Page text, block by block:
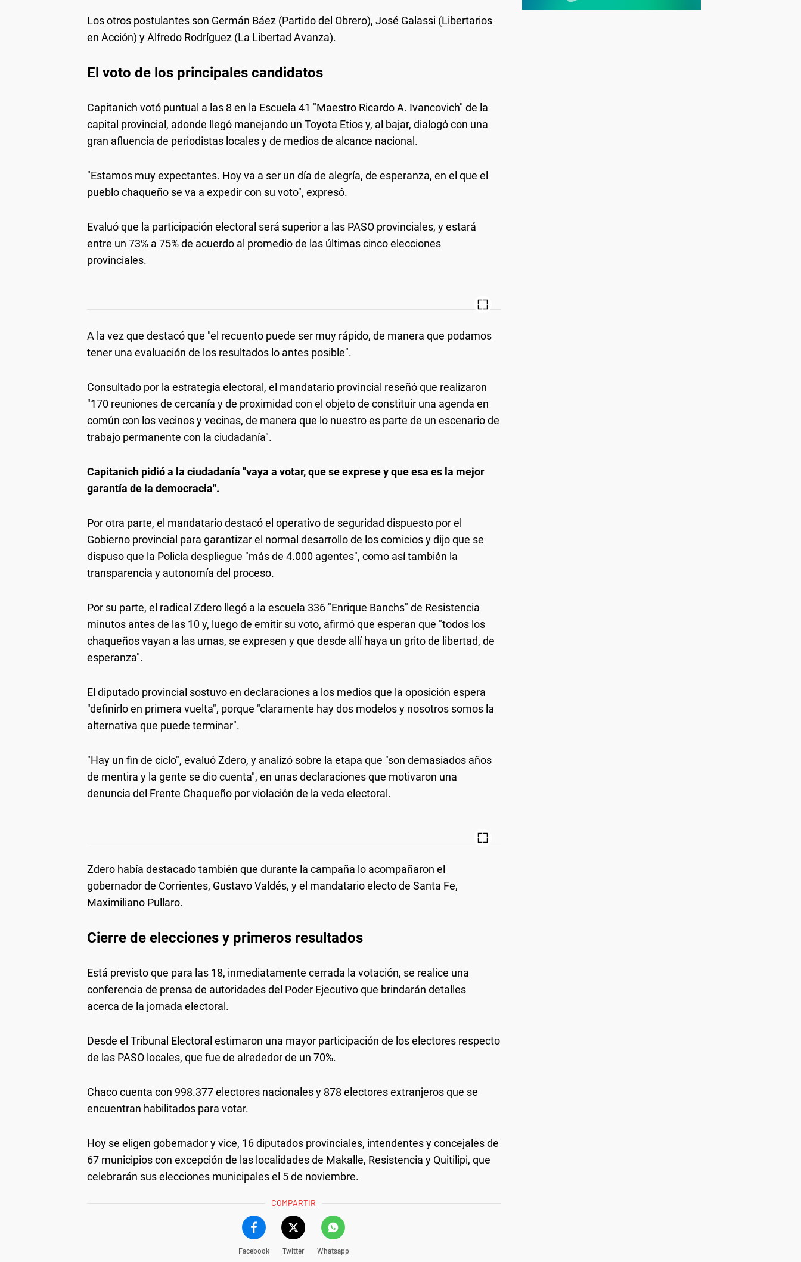
Los otros postulantes son Germán Báez (Partido del Obrero), José Galassi (Libertarios
en Acción) y Alfredo Rodríguez (La Libertad Avanza).
El voto de los principales candidatos
Capitanich votó puntual a las 8 en la Escuela 41 "Maestro Ricardo A. Ivancovich" de la
capital provincial, adonde llegó manejando un Toyota Etios y, al bajar, dialogó con una
gran afluencia de periodistas locales y de medios de alcance nacional.
"Estamos muy expectantes. Hoy va a ser un día de alegría, de esperanza, en el que el
pueblo chaqueño se va a expedir con su voto", expresó.
Evaluó que la participación electoral será superior a las PASO provinciales, y estará
entre un 73% a 75% de acuerdo al promedio de las últimas cinco elecciones
provinciales.
A la vez que destacó que "el recuento puede ser muy rápido, de manera que podamos
tener una evaluación de los resultados lo antes posible".
Consultado por la estrategia electoral, el mandatario provincial reseñó que realizaron
"170 reuniones de cercanía y de proximidad con el objeto de constituir una agenda en
común con los vecinos y vecinas, de manera que lo nuestro es parte de un escenario de
trabajo permanente con la ciudadanía".
Capitanich pidió a la ciudadanía "vaya a votar, que se exprese y que esa es la mejor
garantía de la democracia".
Por otra parte, el mandatario destacó el operativo de seguridad dispuesto por el
Gobierno provincial para garantizar el normal desarrollo de los comicios y dijo que se
dispuso que la Policía despliegue "más de 4.000 agentes", como así también la
transparencia y autonomía del proceso.
Por su parte, el radical Zdero llegó a la escuela 336 "Enrique Banchs" de Resistencia
minutos antes de las 10 y, luego de emitir su voto, afirmó que esperan que "todos los
chaqueños vayan a las urnas, se expresen y que desde allí haya un grito de libertad, de
esperanza".
El diputado provincial sostuvo en declaraciones a los medios que la oposición espera
"definirlo en primera vuelta", porque "claramente hay dos modelos y nosotros somos la
alternativa que puede terminar".
"Hay un fin de ciclo", evaluó Zdero, y analizó sobre la etapa que "son demasiados años
de mentira y la gente se dio cuenta", en unas declaraciones que motivaron una
denuncia del Frente Chaqueño por violación de la veda electoral.
Zdero había destacado también que durante la campaña lo acompañaron el
gobernador de Corrientes, Gustavo Valdés, y el mandatario electo de Santa Fe,
Maximiliano Pullaro.
Cierre de elecciones y primeros resultados
Está previsto que para las 18, inmediatamente cerrada la votación, se realice una
conferencia de prensa de autoridades del Poder Ejecutivo que brindarán detalles
acerca de la jornada electoral.
Desde el Tribunal Electoral estimaron una mayor participación de los electores respecto
de las PASO locales, que fue de alrededor de un 70%.
Chaco cuenta con 998.377 electores nacionales y 878 electores extranjeros que se
encuentran habilitados para votar.
Hoy se eligen gobernador y vice, 16 diputados provinciales, intendentes y concejales de
67 municipios con excepción de las localidades de Makalle, Resistencia y Quitilipi, que
celebrarán sus elecciones municipales el 5 de noviembre.
COMPARTIR
Facebook Twitter Whatsapp